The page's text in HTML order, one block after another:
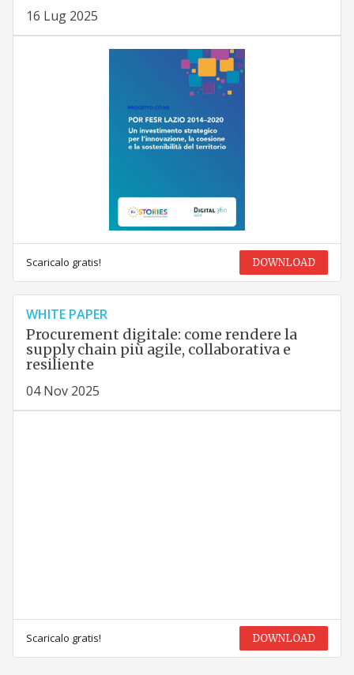
16 Lug 2025
Scaricalo gratis! DOWNLOAD
WHITE PAPER
Procurement digitale: come rendere la
supply chain più agile, collaborativa e
resiliente
04 Nov 2025
Scaricalo gratis! DOWNLOAD